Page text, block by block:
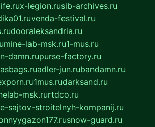
x-legion.rusib-archives.ru
venda-festival.ru
dooraleksandria.ru
mine-lab-msk.ru1-mus.ru
damn.rupurse-factory.ru
adler-jun.rubandamn.ru
1mus.rudarksand.ru
msk.rurtdco.ru
sajtov-stroitelnyh-kompanij.ru
snow-guard.ru